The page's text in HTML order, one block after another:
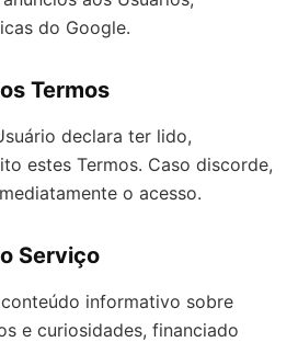
do Google.
Termos
declara ter lido,
estes Termos. Caso discorde,
o acesso.
Serviço
informativo sobre
e curiosidades, financiado